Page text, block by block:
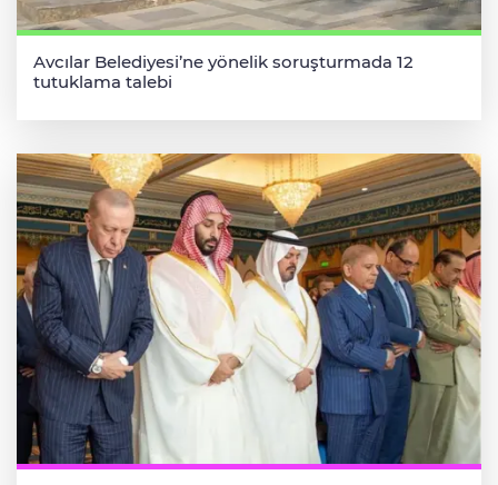
Avcılar Belediyesi’ne yönelik soruşturmada 12
tutuklama talebi